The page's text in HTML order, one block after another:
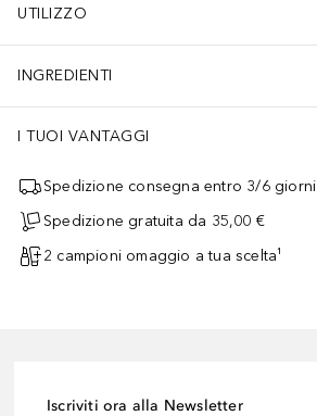
UTILIZZO
INGREDIENTI
I TUOI VANTAGGI
Spedizione consegna entro 3/6 giorni
Spedizione gratuita da 35,00 €
2 campioni omaggio a tua scelta¹
Iscriviti ora alla Newsletter